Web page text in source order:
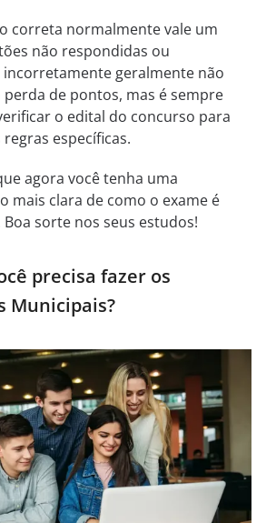
correta normalmente vale um
não respondidas ou
geralmente não
de pontos, mas é sempre
o edital do concurso para
específicas.
agora você tenha uma
mais clara de como o exame é
sorte nos seus estudos!
precisa fazer os
Municipais?